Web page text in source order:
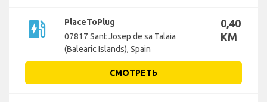
ev_station
PlaceToPlug
07817 Sant Josep de sa Talaia
(Balearic Islands), Spain
0,40
KM
СМОТРЕТЬ